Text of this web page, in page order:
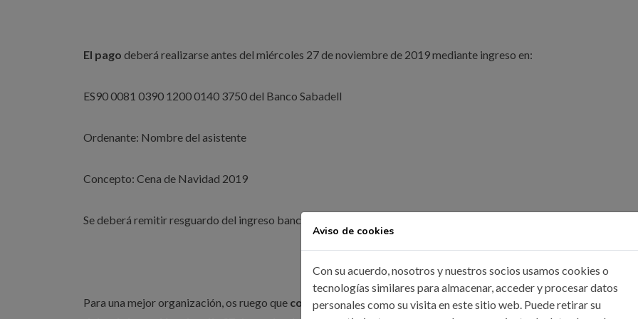
El pago deberá realizarse antes del miércoles 27 de noviembre de 2019 mediante ingreso en:
ES90 0081 0390 1200 0140 3750 del Banco Sabadell
Ordenante: Nombre del asistente
Concepto: Cena de Navidad 2019
Se deberá remitir resguardo del ingreso bancario a coruna@icoiig.es
Para una mejor organización, os ruego que confirméis vuestra asistencia, a la mayor brevedad posible y siempre
Aviso de cookies
Con su acuerdo, nosotros y nuestros socios usamos cookies o
tecnologías similares para almacenar, acceder y procesar datos
personales como su visita en este sitio web. Puede retirar su